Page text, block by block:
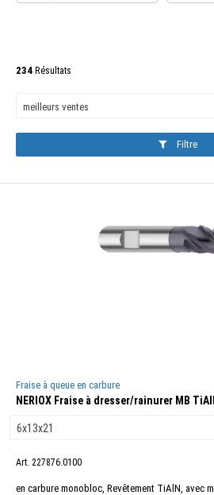
234 Résultats
Filtre
Fraise à queue en carbure
NERIOX Fraise à dresser/rainurer MB
Art. 227876.0100
en carbure monobloc, Revêtement TiAlN, avec